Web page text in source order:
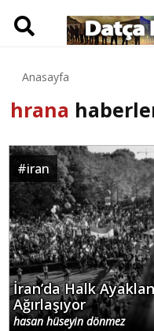
Anasayfa
hrana
#iran
İran’da Halk
Ağırlaşıyor
hasan hüseyin dönmez